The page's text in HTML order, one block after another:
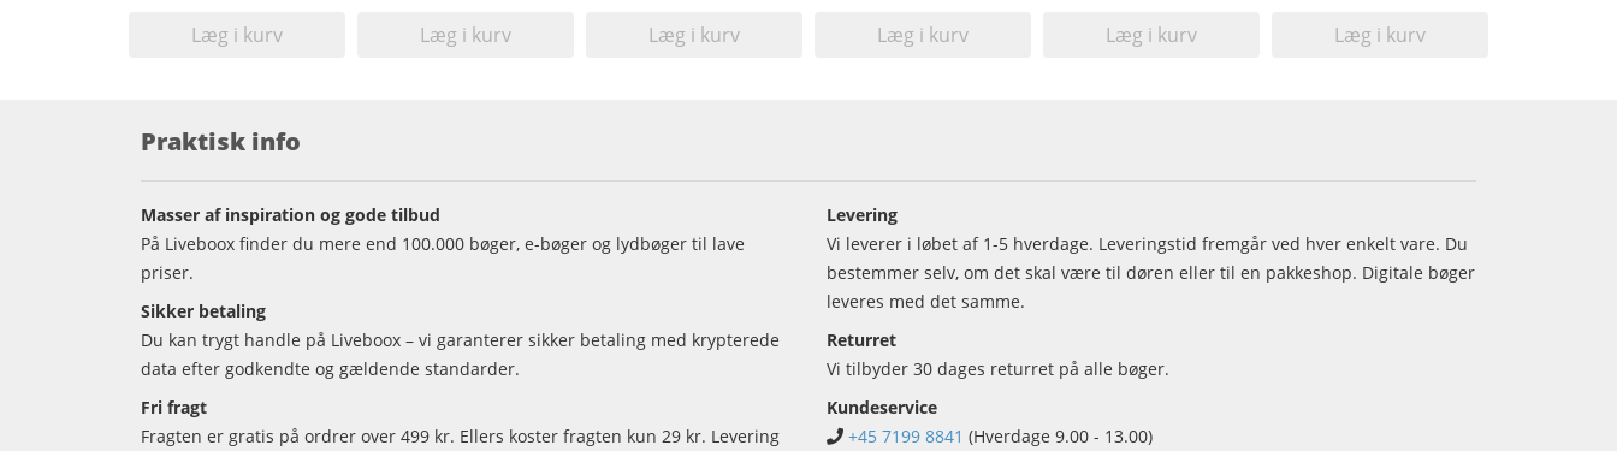
Læg i kurv Læg i kurv Læg i kurv Læg i kurv Læg i kurv Læg i kurv
Praktisk info
Masser af inspiration og gode tilbud
På Liveboox finder du mere end 100.000 bøger, e-bøger og lydbøger til lave
priser.
Sikker betaling
Du kan trygt handle på Liveboox – vi garanterer sikker betaling med krypterede
data efter godkendte og gældende standarder.
Fri fragt
Fragten er gratis på ordrer over 499 kr. Ellers koster fragten kun 29 kr. Levering
Levering
Vi leverer i løbet af 1-5 hverdage. Leveringstid fremgår ved hver enkelt vare. Du
bestemmer selv, om det skal være til døren eller til en pakkeshop. Digitale bøger
leveres med det samme.
Returret
Vi tilbyder 30 dages returret på alle bøger.
Kundeservice
+45 7199 8841 (Hverdage 9.00 - 13.00)